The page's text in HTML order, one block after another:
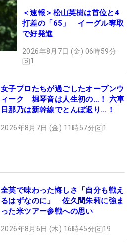
＜速報＞松山英樹は首位と4
打差の「65」 イーグル奪取
で好発進
2026年8月7日 (金) 06時59分
1
女子プロたちが過ごしたオープンウ
ィーク 堀琴音は人生初の…！ 六車
日那乃は新幹線でとんぼ返り…！
2026年8月7日 (金) 11時57分 1
全英で味わった悔しさ「自分も戦え
るはずなのに」 佐久間朱莉に強ま
った米ツアー参戦への思い
2026年8月6日 (木) 16時45分 19